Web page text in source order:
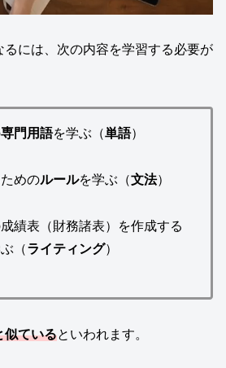
には、次の内容を学習する必要が
専門用語を学ぶ（単語）
めのルールを学ぶ（文法）
績表（財務諸表）を作成する
（ライティング）
似ているといわれます。